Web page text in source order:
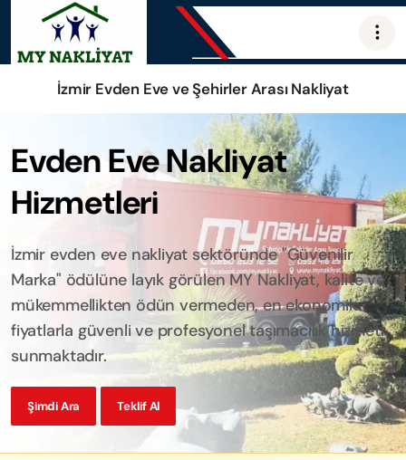
İzmir Evden Eve ve Şehirler Arası Nakliyat
Evden Eve Nakliyat
Hizmetleri
İzmir evden eve nakliyat sektöründe "Güvenilir
Marka" ödülüne layık görülen MY Nakliyat, kalite ve
mükemmellikten ödün vermeden, en ekonomik
fiyatlarla güvenli ve profesyonel taşımacılık hizmeti
sunmaktadır.
Şimdi Ara Teklif Al